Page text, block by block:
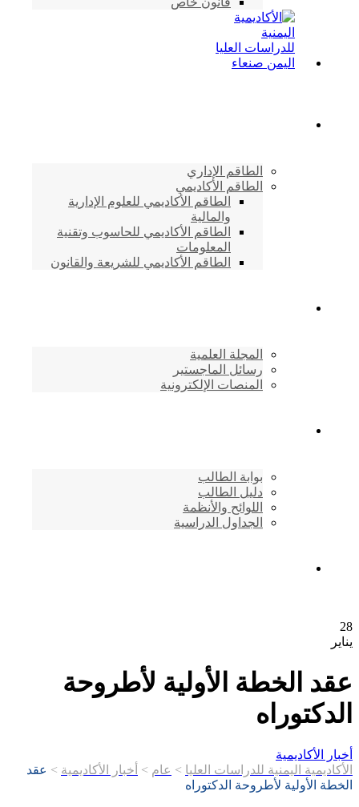
الطاقم الإداري
الطاقم الأكاديمي
الطاقم الأكاديمي للعلوم الإدارية
والمالية
الطاقم الأكاديمي للحاسوب وتقنية
المعلومات
الطاقم الأكاديمي للشريعة والقانون
المجلة العلمية
رسائل الماجستير
المنصات الإلكترونية
بوابة الطالب
دليل الطالب
اللوائح والأنظمة
الجداول الدراسية
28
يناير
عقد الخطة الأولية لأطروحة
الدكتوراه
أخبار الأكاديمية
الأكاديمية اليمنية للدراسات العليا > عام > أخبار الأكاديمية > عقد
الخطة الأولية لأطروحة الدكتوراه